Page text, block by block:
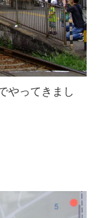
やってきまし